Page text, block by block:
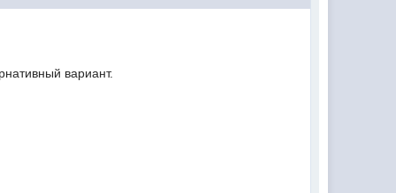
вариант.